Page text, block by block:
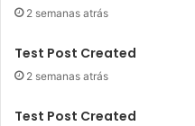
2 semanas atrás
Test Post Created
2 semanas atrás
Test Post Created